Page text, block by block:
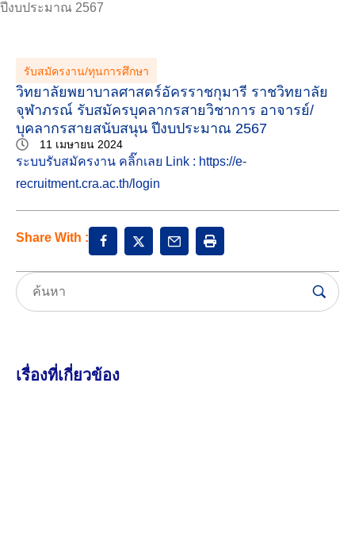
ปีงบประมาณ 2567
รับสมัครงาน/ทุนการศึกษา
วิทยาลัยพยาบาลศาสตร์อัครราชกุมารี ราชวิทยาลัย
จุฬาภรณ์ รับสมัครบุคลากรสายวิชาการ อาจารย์/
บุคลากรสายสนับสนุน ปีงบประมาณ 2567
11 เมษายน 2024
ระบบรับสมัครงาน คลิ๊กเลย Link : https://e-
recruitment.cra.ac.th/login
Share With :
เรื่องที่เกี่ยวข้อง